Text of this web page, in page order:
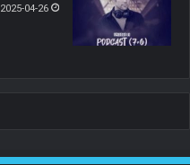
2025-04-26